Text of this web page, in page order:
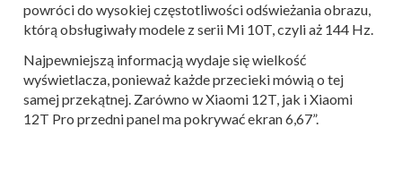
powróci do wysokiej częstotliwości odświeżania obrazu,
którą obsługiwały modele z serii Mi 10T, czyli aż 144 Hz.
Najpewniejszą informacją wydaje się wielkość
wyświetlacza, ponieważ każde przecieki mówią o tej
samej przekątnej. Zarówno w Xiaomi 12T, jak i Xiaomi
12T Pro przedni panel ma pokrywać ekran 6,67”.